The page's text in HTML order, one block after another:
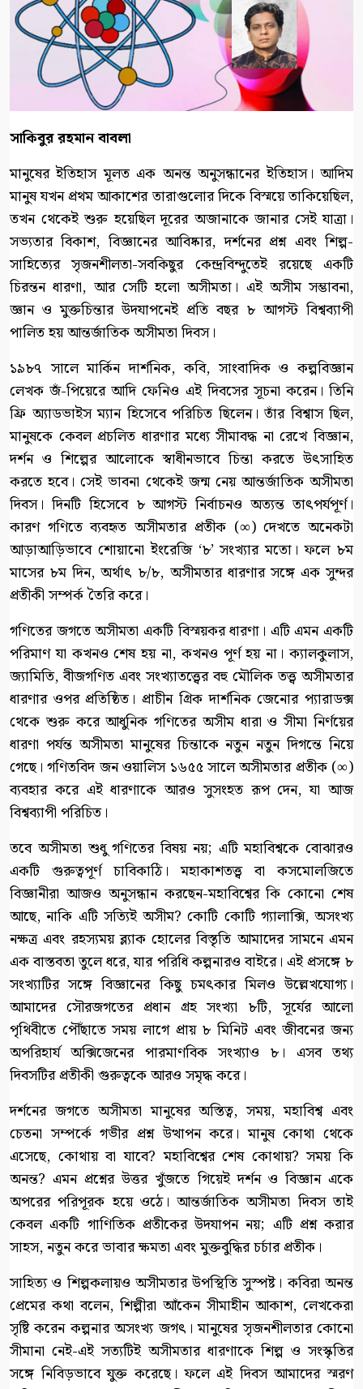
সাকিবুর রহমান বাবলা
মানুষের ইতিহাস মূলত এক অনন্ত অনুসন্ধানের ইতিহাস। আদিম
মানুষ যখন প্রথম আকাশের তারাগুলোর দিকে বিস্ময়ে তাকিয়েছিল,
তখন থেকেই শুরু হয়েছিল দূরের অজানাকে জানার সেই যাত্রা।
সভ্যতার বিকাশ, বিজ্ঞানের আবিষ্কার, দর্শনের প্রশ্ন এবং শিল্প-
সাহিত্যের সৃজনশীলতা-সবকিছুর কেন্দ্রবিন্দুতেই রয়েছে একটি
চিরন্তন ধারণা, আর সেটি হলো অসীমতা। এই অসীম সম্ভাবনা,
জ্ঞান ও মুক্তচিন্তার উদযাপনেই প্রতি বছর ৮ আগস্ট বিশ্বব্যাপী
পালিত হয় আন্তর্জাতিক অসীমতা দিবস।
১৯৮৭ সালে মার্কিন দার্শনিক, কবি, সাংবাদিক ও কল্পবিজ্ঞান
লেখক জঁ-পিয়েরে আদি ফেনিও এই দিবসের সূচনা করেন। তিনি
ফ্রি অ্যাডভাইস ম্যান হিসেবে পরিচিত ছিলেন। তাঁর বিশ্বাস ছিল,
মানুষকে কেবল প্রচলিত ধারণার মধ্যে সীমাবদ্ধ না রেখে বিজ্ঞান,
দর্শন ও শিল্পের আলোকে স্বাধীনভাবে চিন্তা করতে উৎসাহিত
করতে হবে। সেই ভাবনা থেকেই জন্ম নেয় আন্তর্জাতিক অসীমতা
দিবস। দিনটি হিসেবে ৮ আগস্ট নির্বাচনও অত্যন্ত তাৎপর্যপূর্ণ।
কারণ গণিতে ব্যবহৃত অসীমতার প্রতীক (∞) দেখতে অনেকটা
আড়াআড়িভাবে শোয়ানো ইংরেজি ‘৮’ সংখ্যার মতো। ফলে ৮ম
মাসের ৮ম দিন, অর্থাৎ ৮/৮, অসীমতার ধারণার সঙ্গে এক সুন্দর
প্রতীকী সম্পর্ক তৈরি করে।
গণিতের জগতে অসীমতা একটি বিস্ময়কর ধারণা। এটি এমন একটি
পরিমাণ যা কখনও শেষ হয় না, কখনও পূর্ণ হয় না। ক্যালকুলাস,
জ্যামিতি, বীজগণিত এবং সংখ্যাতত্ত্বের বহু মৌলিক তত্ত্ব অসীমতার
ধারণার ওপর প্রতিষ্ঠিত। প্রাচীন গ্রিক দার্শনিক জেনোর প্যারাডক্স
থেকে শুরু করে আধুনিক গণিতের অসীম ধারা ও সীমা নির্ণয়ের
ধারণা পর্যন্ত অসীমতা মানুষের চিন্তাকে নতুন নতুন দিগন্তে নিয়ে
গেছে। গণিতবিদ জন ওয়ালিস ১৬৫৫ সালে অসীমতার প্রতীক (∞)
ব্যবহার করে এই ধারণাকে আরও সুসংহত রূপ দেন, যা আজ
বিশ্বব্যাপী পরিচিত।
তবে অসীমতা শুধু গণিতের বিষয় নয়; এটি মহাবিশ্বকে বোঝারও
একটি গুরুত্বপূর্ণ চাবিকাঠি। মহাকাশতত্ত্ব বা কসমোলজিতে
বিজ্ঞানীরা আজও অনুসন্ধান করছেন-মহাবিশ্বের কি কোনো শেষ
আছে, নাকি এটি সত্যিই অসীম? কোটি কোটি গ্যালাক্সি, অসংখ্য
নক্ষত্র এবং রহস্যময় ব্ল্যাক হোলের বিস্তৃতি আমাদের সামনে এমন
এক বাস্তবতা তুলে ধরে, যার পরিধি কল্পনারও বাইরে। এই প্রসঙ্গে ৮
সংখ্যাটির সঙ্গে বিজ্ঞানের কিছু চমৎকার মিলও উল্লেখযোগ্য।
আমাদের সৌরজগতের প্রধান গ্রহ সংখ্যা ৮টি, সূর্যের আলো
পৃথিবীতে পৌঁছাতে সময় লাগে প্রায় ৮ মিনিট এবং জীবনের জন্য
অপরিহার্য অক্সিজেনের পারমাণবিক সংখ্যাও ৮। এসব তথ্য
দিবসটির প্রতীকী গুরুত্বকে আরও সমৃদ্ধ করে।
দর্শনের জগতে অসীমতা মানুষের অস্তিত্ব, সময়, মহাবিশ্ব এবং
চেতনা সম্পর্কে গভীর প্রশ্ন উত্থাপন করে। মানুষ কোথা থেকে
এসেছে, কোথায় বা যাবে? মহাবিশ্বের শেষ কোথায়? সময় কি
অনন্ত? এমন প্রশ্নের উত্তর খুঁজতে গিয়েই দর্শন ও বিজ্ঞান একে
অপরের পরিপূরক হয়ে ওঠে। আন্তর্জাতিক অসীমতা দিবস তাই
কেবল একটি গাণিতিক প্রতীকের উদযাপন নয়; এটি প্রশ্ন করার
সাহস, নতুন করে ভাবার ক্ষমতা এবং মুক্তবুদ্ধির চর্চার প্রতীক।
সাহিত্য ও শিল্পকলায়ও অসীমতার উপস্থিতি সুস্পষ্ট। কবিরা অনন্ত
প্রেমের কথা বলেন, শিল্পীরা আঁকেন সীমাহীন আকাশ, লেখকেরা
সৃষ্টি করেন কল্পনার অসংখ্য জগৎ। মানুষের সৃজনশীলতার কোনো
সীমানা নেই-এই সত্যটিই অসীমতার ধারণাকে শিল্প ও সংস্কৃতির
সঙ্গে নিবিড়ভাবে যুক্ত করেছে। ফলে এই দিবস আমাদের স্মরণ